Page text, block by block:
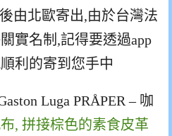
由北歐寄出,由於台灣法
實名制,記得要透過app
利的寄到您手中
Luga PRÅPER – 咖
, 拼接棕色的素食皮革